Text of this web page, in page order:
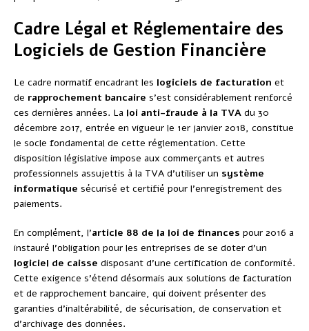
Cadre Légal et Réglementaire des
Logiciels de Gestion Financière
Le cadre normatif encadrant les logiciels de facturation et
de rapprochement bancaire s’est considérablement renforcé
ces dernières années. La loi anti-fraude à la TVA du 30
décembre 2017, entrée en vigueur le 1er janvier 2018, constitue
le socle fondamental de cette réglementation. Cette
disposition législative impose aux commerçants et autres
professionnels assujettis à la TVA d’utiliser un système
informatique sécurisé et certifié pour l’enregistrement des
paiements.
En complément, l’article 88 de la loi de finances pour 2016 a
instauré l’obligation pour les entreprises de se doter d’un
logiciel de caisse disposant d’une certification de conformité.
Cette exigence s’étend désormais aux solutions de facturation
et de rapprochement bancaire, qui doivent présenter des
garanties d’inaltérabilité, de sécurisation, de conservation et
d’archivage des données.